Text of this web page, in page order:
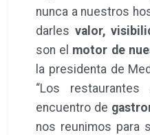
nunca a nuestros
darles valor,
son el motor de
la presidenta de
“Los
encuentro de
nos reunimos para